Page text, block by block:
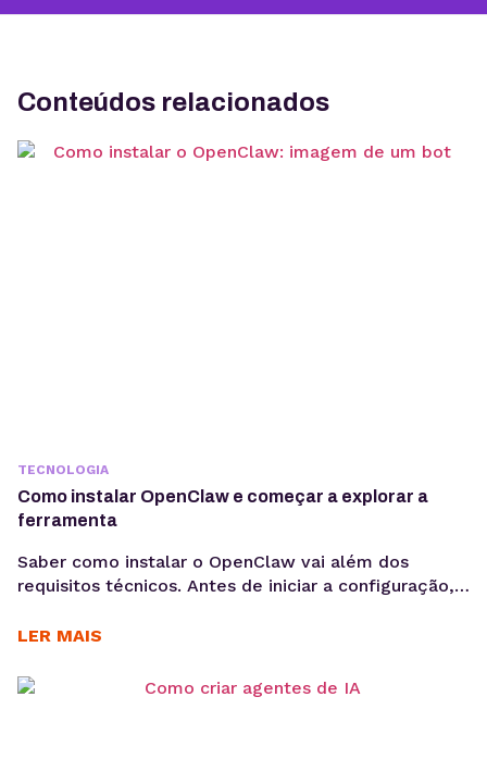
Conteúdos relacionados
TECNOLOGIA
Como instalar OpenClaw e começar a explorar a
ferramenta
Saber como instalar o OpenClaw vai além dos
requisitos técnicos. Antes de iniciar a configuração,
casos de uso e como a ferramenta pode contribuir
OpenClaw centraliza a criação e operação de
LER MAIS